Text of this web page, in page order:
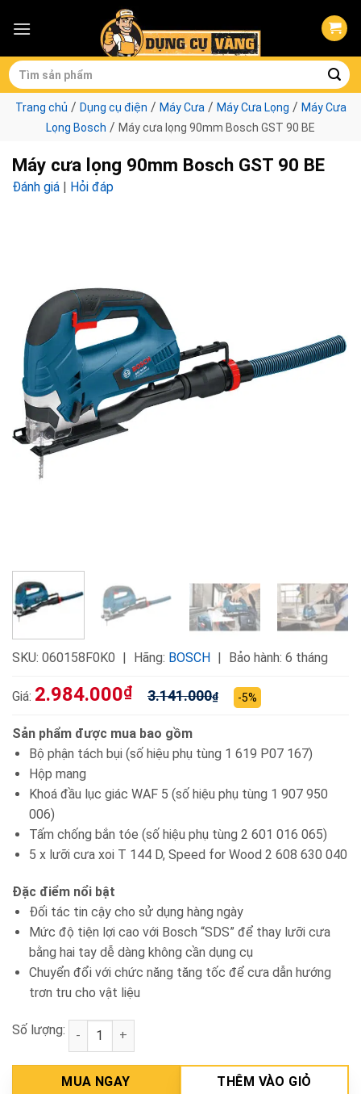
Tìm
kiếm:
Trang chủ / Dụng cụ điện / Máy Cưa/ Máy Cưa Lọng / Máy Cưa
Lọng Bosch / Máy cưa lọng 90mm Bosch GST 90 BE
Máy cưa lọng 90mm Bosch GST 90 BE
Đánh giá | Hỏi đáp
SKU: 060158F0K0 Hãng: BOSCH Bảo hành: 6 tháng
Giá: 2.984.000₫ 3.141.000₫ -5%
Sản phẩm được mua bao gồm
Bộ phận tách bụi (số hiệu phụ tùng 1 619 P07 167)
Hộp mang
Khoá đầu lục giác WAF 5 (số hiệu phụ tùng 1 907 950
006)
Tấm chống bắn tóe (số hiệu phụ tùng 2 601 016 065)
5 x lưỡi cưa xoi T 144 D, Speed for Wood 2 608 630 040
Đặc điểm nổi bật
Đối tác tin cậy cho sử dụng hàng ngày
Mức độ tiện lợi cao với Bosch “SDS” để thay lưỡi cưa
bằng hai tay dễ dàng không cần dụng cụ
Chuyển đổi với chức năng tăng tốc để cưa dẫn hướng
trơn tru cho vật liệu
Số lượng: Máy cưa lọng 90mm Bosch GST 90 BE số lượng
MUA NGAY THÊM VÀO GIỎ